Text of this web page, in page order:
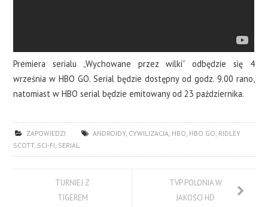
Premiera serialu „Wychowane przez wilki” odbędzie się 4
września w HBO GO. Serial będzie dostępny od godz. 9.00 rano,
natomiast w HBO serial będzie emitowany od 23 października.
ZAPOWIEDZI ANDROIDY, CYWILIZACJA, HBO, HBO GO, RIDLEY
SCOTT, SCI-FI, SERIAL
TURNIEJ Z
TIGEREM
TVP POLONIA W
JAKOŚCI HD